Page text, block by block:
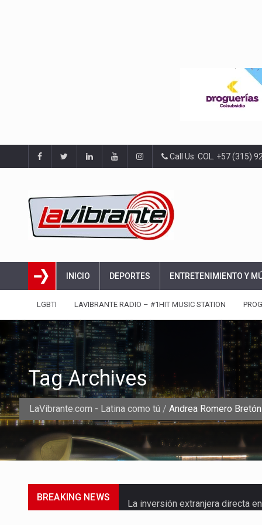
Call Us: COL. +57 (315)
INICIO DEPORTES ENTRETENIMIENTO Y
LGBTI LAVIBRANTE RADIO – #1HIT MUSIC STATION
LaVibrante.com - Latina como tú / Andrea Romero Bretón
Tag Archives
BREAKING NEWS La inversión extranjera directa